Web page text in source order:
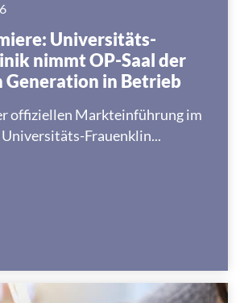
Universitäts-
nimmt OP-Saal der
Generation in Betrieb
offiziellen Markteinführung im
Frauenklin...